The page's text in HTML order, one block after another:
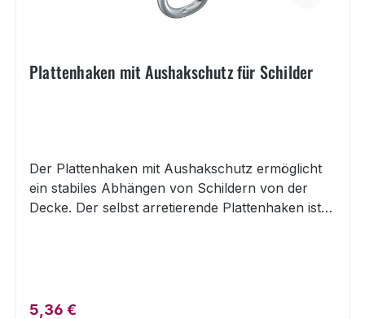
Plattenhaken mit Aushakschutz für Schilder
Der Plattenhaken mit Aushakschutz ermöglicht
ein stabiles Abhängen von Schildern von der
Decke. Der selbst arretierende Plattenhaken ist
und das Schild sicher in den Haken eingehängt.
Regulärer Preis:
5,36 €